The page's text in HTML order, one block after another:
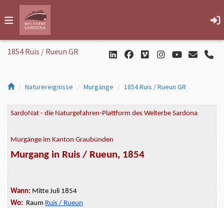
1854 Ruis / Rueun GR
Naturereignisse Murgänge 1854 Ruis / Rueun GR
SardoNat - die Naturgefahren-Plattform des Welterbe Sardona
Murgänge im Kanton Graubünden
Murgang in Ruis / Rueun, 1854
Wann: Mitte Juli 1854
Wo: Raum Ruis / Rueun